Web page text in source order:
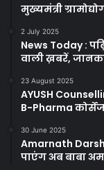
मुख्यमंत्री
2 July 2025
News Today :
वाली ख़बरें,
23 August 2025
AYUSH
B-Pharma
30 June 2025
Amarnath
पाएंग अब बाबा